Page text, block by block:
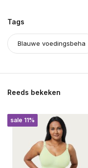
Tags
Blauwe voedingsbeha
Reeds bekeken
sale 11%